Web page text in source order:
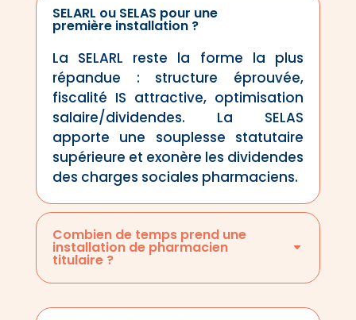
SELARL ou SELAS pour une
première installation ?
La SELARL reste la forme la plus
répandue : structure éprouvée,
fiscalité IS attractive, optimisation
salaire/dividendes. La SELAS
apporte une souplesse statutaire
supérieure et exonère les dividendes
des charges sociales pharmaciens.
Combien de temps prend une
installation de pharmacien
titulaire ?